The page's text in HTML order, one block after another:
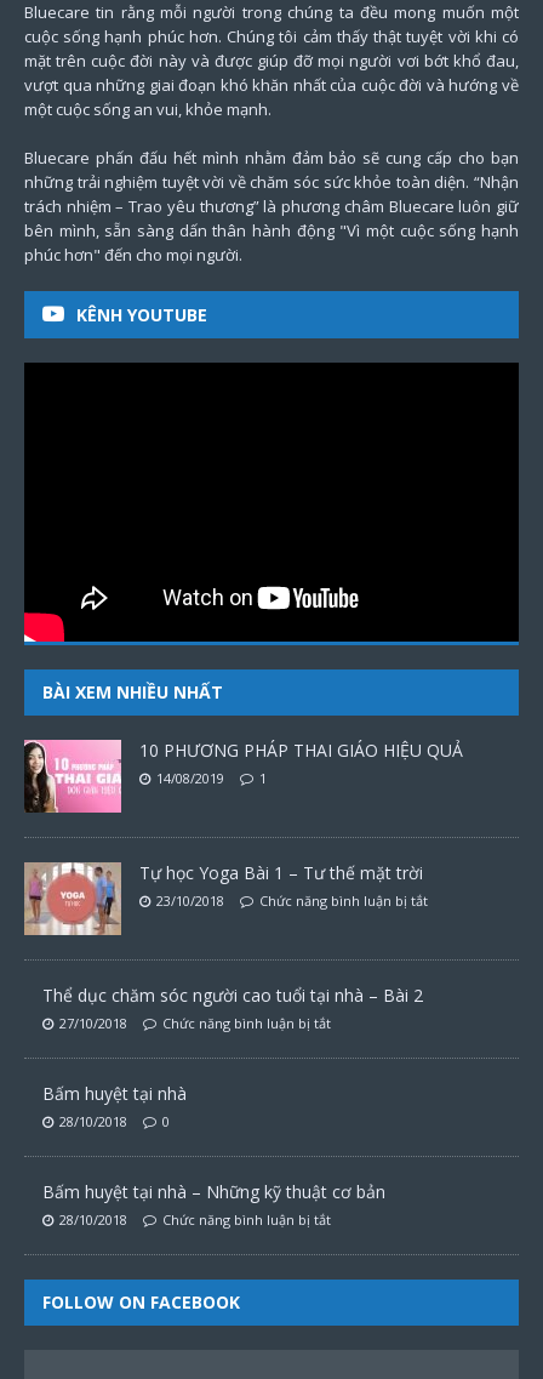
Bluecare tin rằng mỗi người trong chúng ta đều mong muốn một
cuộc sống hạnh phúc hơn. Chúng tôi cảm thấy thật tuyệt vời khi có
mặt trên cuộc đời này và được giúp đỡ mọi người vơi bớt khổ đau,
vượt qua những giai đoạn khó khăn nhất của cuộc đời và hướng về
một cuộc sống an vui, khỏe mạnh.
Bluecare phấn đấu hết mình nhằm đảm bảo sẽ cung cấp cho bạn
những trải nghiệm tuyệt vời về chăm sóc sức khỏe toàn diện. “Nhận
trách nhiệm – Trao yêu thương” là phương châm Bluecare luôn giữ
bên mình, sẵn sàng dấn thân hành động "Vì một cuộc sống hạnh
phúc hơn" đến cho mọi người.
KÊNH YOUTUBE
BÀI XEM NHIỀU NHẤT
10 PHƯƠNG PHÁP THAI GIÁO HIỆU QUẢ
14/08/2019 1
Tự học Yoga Bài 1 – Tư thế mặt trời
23/10/2018 Chức năng bình luận bị tắt
Thể dục chăm sóc người cao tuổi tại nhà – Bài 2
27/10/2018 Chức năng bình luận bị tắt
Bấm huyệt tại nhà
28/10/2018 0
Bấm huyệt tại nhà – Những kỹ thuật cơ bản
28/10/2018 Chức năng bình luận bị tắt
FOLLOW ON FACEBOOK